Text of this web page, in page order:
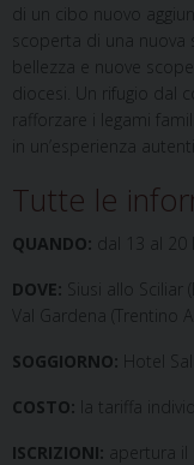
di un cibo nuovo
scoperta di una
bellezza e nuove
diocesi. Un rifugio dal
rafforzare i legami
in un’esperienza
Tutte le
QUANDO: dal 13 al 20
DOVE: Siusi allo Sciliar
Val Gardena (Trentino
SOGGIORNO: Hotel
COSTO: la tariffa
ISCRIZIONI: apertura